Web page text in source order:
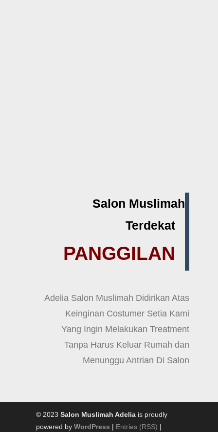
Salon Muslimah
Terdekat
PANGGILAN
Adelia Salon Muslimah Didirikan Atas
Keinginan Costumer Setia Kami
Yang Ingin Melakukan Treatment
Tanpa Harus Keluar Rumah dan
Menunggu Antrian Di Salon
© 2023 Salon Muslimah Adelia is proudly
powered by WordPress | Entries (RSS) |